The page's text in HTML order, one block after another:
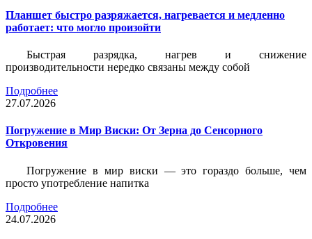
Планшет быстро разряжается, нагревается и медленно
работает: что могло произойти
Быстрая разрядка, нагрев и снижение
производительности нередко связаны между собой
Подробнее
27.07.2026
Погружение в Мир Виски: От Зерна до Сенсорного
Откровения
Погружение в мир виски — это гораздо больше, чем
просто употребление напитка
Подробнее
24.07.2026